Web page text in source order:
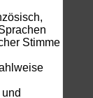
Stimme